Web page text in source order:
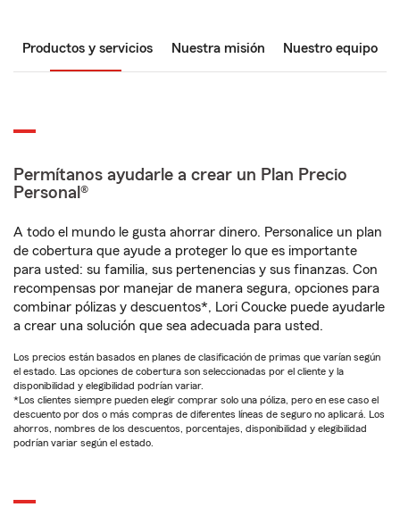
Productos y servicios Nuestra misión Nuestro equipo
Permítanos ayudarle a crear un Plan Precio
Personal®
A todo el mundo le gusta ahorrar dinero. Personalice un plan
de cobertura que ayude a proteger lo que es importante
para usted: su familia, sus pertenencias y sus finanzas. Con
recompensas por manejar de manera segura, opciones para
combinar pólizas y descuentos*, Lori Coucke puede ayudarle
a crear una solución que sea adecuada para usted.
Los precios están basados en planes de clasificación de primas que varían según
el estado. Las opciones de cobertura son seleccionadas por el cliente y la
disponibilidad y elegibilidad podrían variar.
*Los clientes siempre pueden elegir comprar solo una póliza, pero en ese caso el
descuento por dos o más compras de diferentes líneas de seguro no aplicará. Los
ahorros, nombres de los descuentos, porcentajes, disponibilidad y elegibilidad
podrían variar según el estado.